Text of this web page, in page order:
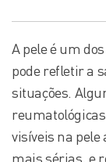
A pele é um
pode refletir a
situações.
visíveis na pele
mais sérias, e